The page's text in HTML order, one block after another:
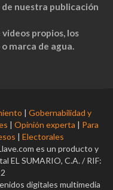
nuestra publicación
propios, los
marca de agua.
| Gobernabilidad y
| Opinión experta | Para
| Electorales
es un producto y
EL SUMARIO, C.A. / RIF:
digitales multimedia